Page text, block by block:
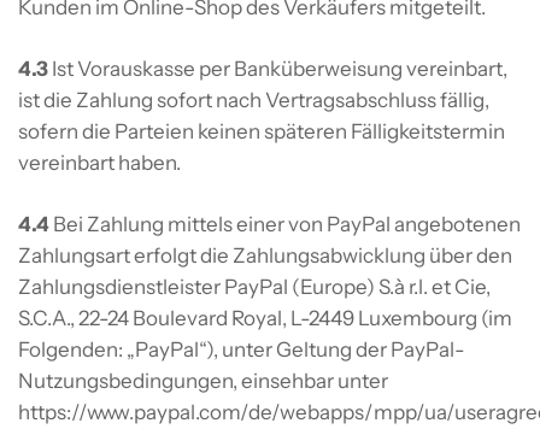
Kunden im Online-Shop des Verkäufers mitgeteilt.
4.3 Ist Vorauskasse per Banküberweisung vereinbart,
ist die Zahlung sofort nach Vertragsabschluss fällig,
sofern die Parteien keinen späteren Fälligkeitstermin
vereinbart haben.
4.4 Bei Zahlung mittels einer von PayPal angebotenen
Zahlungsart erfolgt die Zahlungsabwicklung über den
Zahlungsdienstleister PayPal (Europe) S.à r.l. et Cie,
S.C.A., 22-24 Boulevard Royal, L-2449 Luxembourg (im
Folgenden: „PayPal“), unter Geltung der PayPal-
Nutzungsbedingungen, einsehbar unter
https://www.paypal.com/de/webapps/mpp/ua/